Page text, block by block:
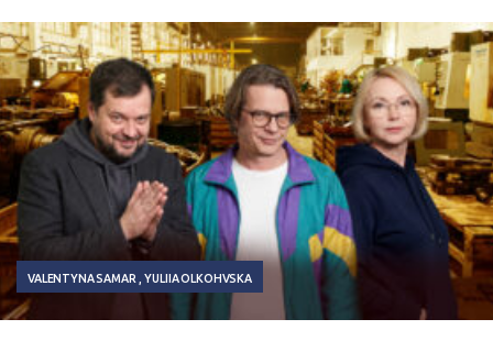
VALENTYNA SAMAR YULIIA OLKOHVSKA